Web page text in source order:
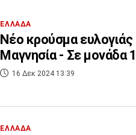
ΕΛΛΑΔΑ
Νέο κρούσμα
Μαγνησία - Σε μονάδα
16 Δεκ 2024 13:39
ΕΛΛΑΔΑ